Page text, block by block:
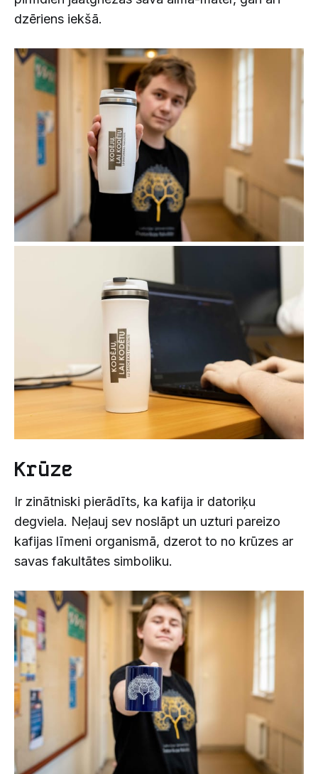
dzēriens iekšā.
Krūze
Ir zinātniski pierādīts, ka kafija ir datoriķu
degviela. Neļauj sev noslāpt un uzturi pareizo
kafijas līmeni organismā, dzerot to no krūzes ar
savas fakultātes simboliku.